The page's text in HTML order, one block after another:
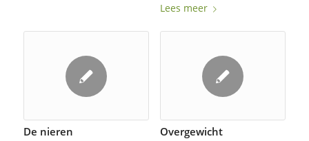
Lees meer
De nieren Overgewicht